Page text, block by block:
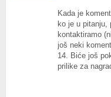
Kada je
ko je u pitanju,
kontaktiramo
još neki
14. Biće još
prilike za